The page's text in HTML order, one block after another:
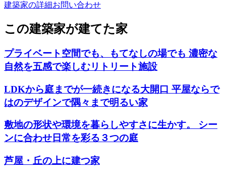
建築家の詳細お問い合わせ
この建築家が建てた家
プライベート空間でも、もてなしの場でも 濃密な
自然を五感で楽しむリトリート施設
LDKから庭までが一続きになる大開口 平屋ならで
はのデザインで隅々まで明るい家
敷地の形状や環境を暮らしやすさに生かす。 シー
ンに合わせ日常を彩る３つの庭
芦屋・丘の上に建つ家